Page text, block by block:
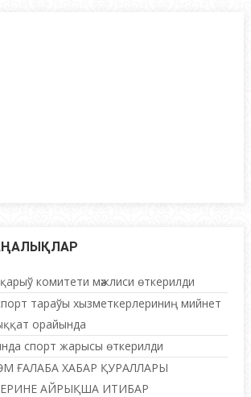
комитети мәжлиси өткерилди
тараўы хызметкерлериниң мийнет
орайында
спорт жарысы өткерилди
ҒАЛАБА ХАБАР ҚУРАЛЛАРЫ
АЙРЫҚША ИТИБАР